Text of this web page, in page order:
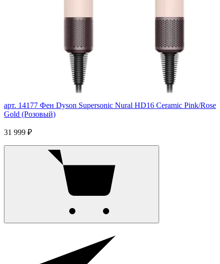
арт. 14177 Фен Dyson Supersonic Nural HD16 Ceramic Pink/Rose
Gold (Розовый)
31 999 ₽